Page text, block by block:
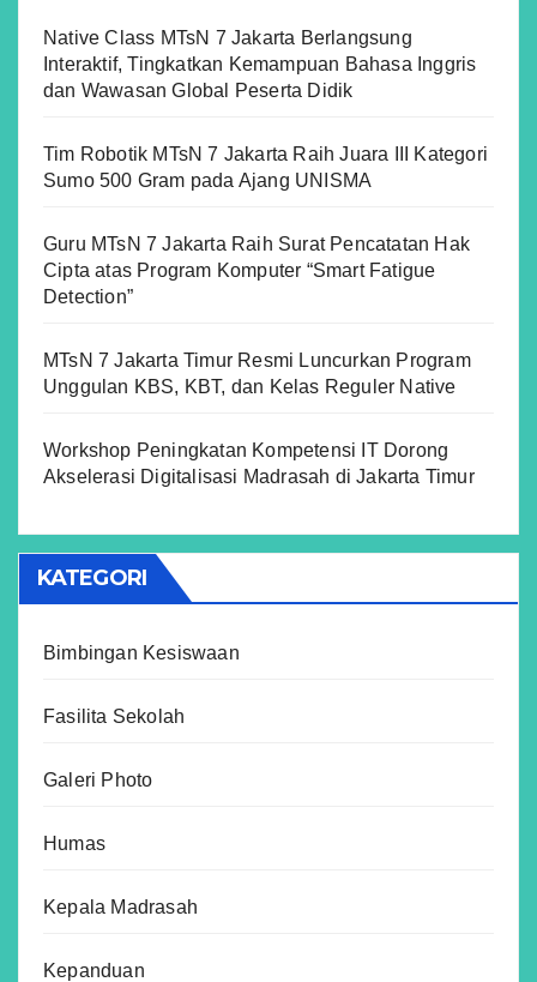
Native Class MTsN 7 Jakarta Berlangsung
Interaktif, Tingkatkan Kemampuan Bahasa Inggris
dan Wawasan Global Peserta Didik
Tim Robotik MTsN 7 Jakarta Raih Juara III Kategori
Sumo 500 Gram pada Ajang UNISMA
Guru MTsN 7 Jakarta Raih Surat Pencatatan Hak
Cipta atas Program Komputer “Smart Fatigue
Detection”
MTsN 7 Jakarta Timur Resmi Luncurkan Program
Unggulan KBS, KBT, dan Kelas Reguler Native
Workshop Peningkatan Kompetensi IT Dorong
Akselerasi Digitalisasi Madrasah di Jakarta Timur
KATEGORI
Bimbingan Kesiswaan
Fasilita Sekolah
Galeri Photo
Humas
Kepala Madrasah
Kepanduan